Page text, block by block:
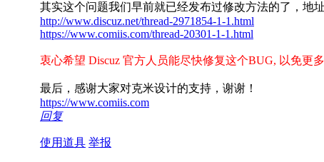
其实这个问题我们早前就已经发布过修改方法的了，地
http://www.discuz.net/thread-2971854-1-1.html
https://www.comiis.com/thread-20301-1-1.html
衷心希望 Discuz 官方人员能尽快修复这个BUG, 以免更
最后，感谢大家对克米设计的支持，谢谢！
https://www.comiis.com
回复
使用道具 举报